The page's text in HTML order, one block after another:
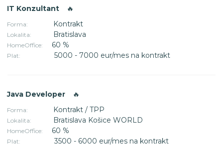
IT Konzultant 🔥
Forma: Kontrakt
Lokalita: Bratislava
HomeOffice: 60 %
Plat: 5000 - 7000 eur/mes na kontrakt
Java Developer 🔥
Forma: Kontrakt / TPP
Lokalita: Bratislava Košice WORLD
HomeOffice: 60 %
Plat: 3500 - 6000 eur/mes na kontrakt